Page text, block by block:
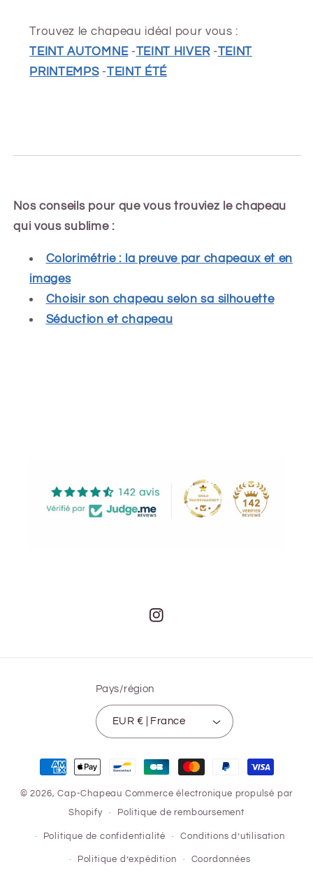
Trouvez le chapeau idéal pour vous :
TEINT AUTOMNE-TEINT HIVER-TEINT
PRINTEMPS-TEINT ÉTÉ
Nos conseils pour que vous trouviez le chapeau
qui vous sublime :
Colorimétrie : la preuve par chapeaux et en
images
Choisir son chapeau selon sa silhouette
Séduction et chapeau
Instagram
Pays/région
EUR € | France
Moyens
de
paiement
© 2026,Cap-Chapeau Commerce électronique propulsé par
Shopify Politique de remboursement
Politique de confidentialité Conditions d’utilisation
Politique d’expédition Coordonnées